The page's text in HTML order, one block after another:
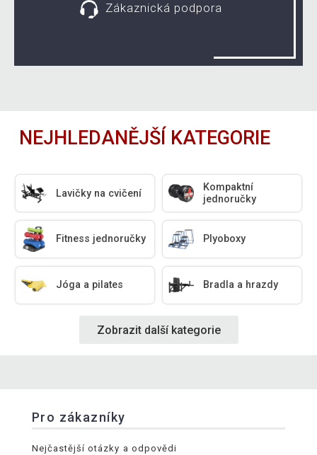
Zákaznická podpora
NEJHLEDANĚJŠÍ KATEGORIE
Lavičky na cvičení
Kompaktní
jednoručky
Fitness jednoručky Plyoboxy
Jóga a pilates Bradla a hrazdy
Zobrazit další kategorie
Pro zákazníky
Nejčastější otázky a odpovědi